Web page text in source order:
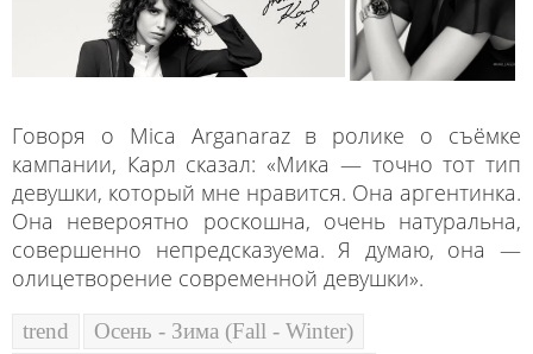
Говоря о Mica Arganaraz в ролике о съёмке
кампании, Карл сказал: «Мика — точно тот тип
девушки, который мне нравится. Она аргентинка.
Она невероятно роскошна, очень натуральна,
совершенно непредсказуема. Я думаю, она —
олицетворение современной девушки».
trend
Осень - Зима (Fall - Winter)